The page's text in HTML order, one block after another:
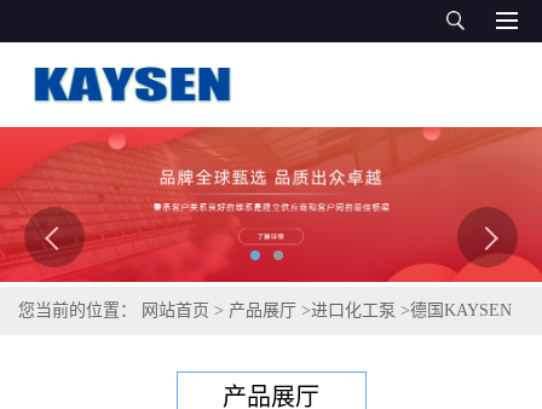
您当前的位置： 网站首页 > 产品展厅 >进口化工泵 >德国KAYSEN
产品展厅